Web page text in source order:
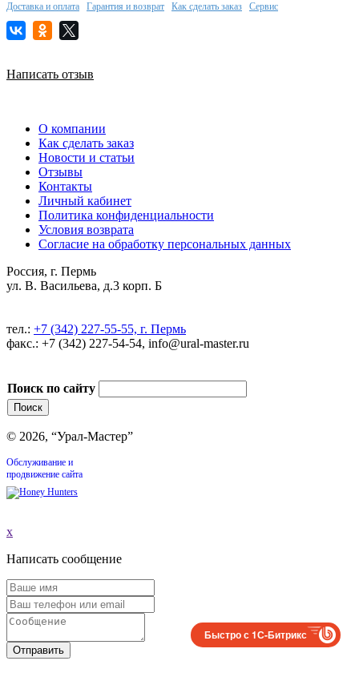
Доставка и оплата Гарантия и возврат Как сделать заказ Сервис
Написать отзыв
О компании
Как сделать заказ
Новости и статьи
Отзывы
Контакты
Личный кабинет
Политика конфиденциальности
Условия возврата
Согласие на обработку персональных данных
Россия, г. Пермь
ул. В. Васильева, д.3 корп. Б
тел.: +7 (342) 227-55-55, г. Пермь
факс.: +7 (342) 227-54-54, info@ural-master.ru
Поиск по сайту
© 2026, “Урал-Мастер”
Обслуживание и
продвижение сайта
x
Написать сообщение
Отправить
Быстро с 1С-Битрикс